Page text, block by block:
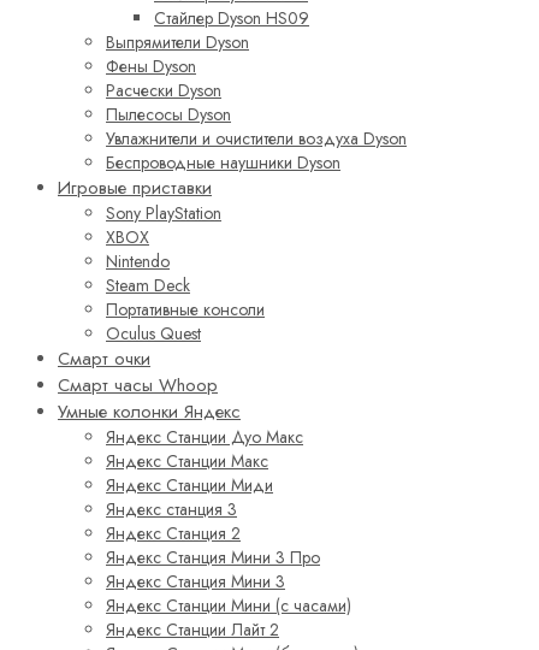
Стайлер Dyson HS09
Выпрямители Dyson
Фены Dyson
Расчески Dyson
Пылесосы Dyson
Увлажнители и очистители воздуха Dyson
Беспроводные наушники Dyson
Игровые приставки
Sony PlayStation
XBOX
Nintendo
Steam Deck
Портативные консоли
Oculus Quest
Смарт очки
Смарт часы Whoop
Умные колонки Яндекс
Яндекс Станции Дуо Макс
Яндекс Станции Макс
Яндекс Станции Миди
Яндекс станция 3
Яндекс Станция 2
Яндекс Станция Мини 3 Про
Яндекс Станция Мини 3
Яндекс Станции Мини (с часами)
Яндекс Станции Лайт 2